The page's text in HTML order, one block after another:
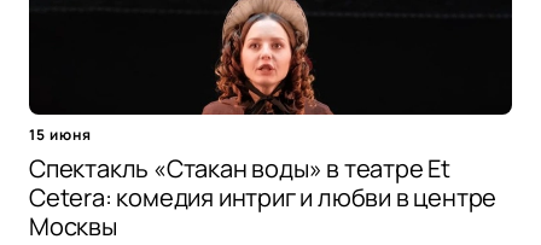
15 июня
Спектакль «Стакан воды» в театре Et
Cetera: комедия интриг и любви в центре
Москвы